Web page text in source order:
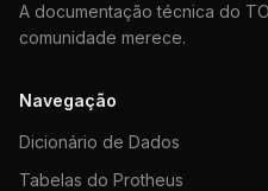
A documentação técnica do
comunidade merece.
Navegação
Dicionário de Dados
Tabelas do Protheus